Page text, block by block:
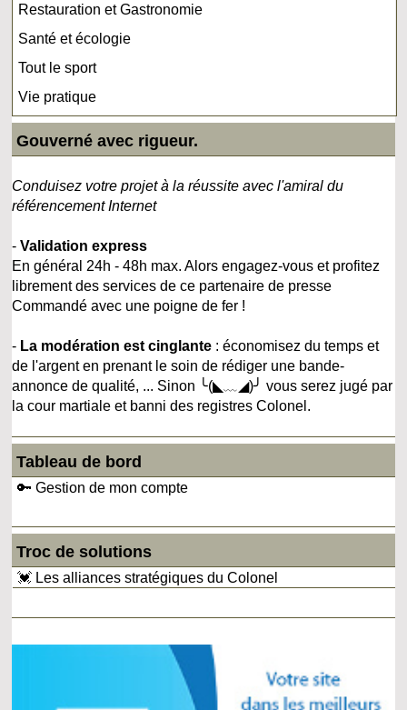
Restauration et Gastronomie
Santé et écologie
Tout le sport
Vie pratique
Gouverné avec rigueur.
Conduisez votre projet à la réussite avec l'amiral du
référencement Internet
-Validation express
En général 24h - 48h max. Alors engagez-vous et profitez
librement des services de ce partenaire de presse
Commandé avec une poigne de fer !
- La modération est cinglante : économisez du temps et
de l'argent en prenant le soin de rédiger une bande-
annonce de qualité, ... Sinon ╰(◣﹏◢)╯ vous serez jugé par
la cour martiale et banni des registres Colonel.
Tableau de bord
🔑 Gestion de mon compte
Troc de solutions
💓 Les alliances stratégiques du Colonel